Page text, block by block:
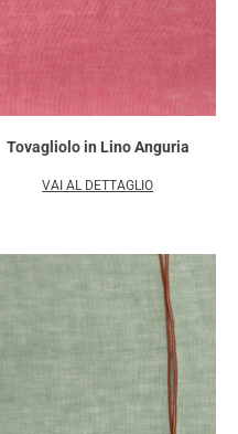
Tovagliolo in Lino Anguria
VAI AL DETTAGLIO